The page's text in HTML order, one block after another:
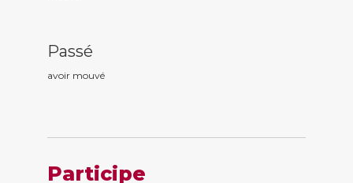
Passé
avoir mouvé
Participe